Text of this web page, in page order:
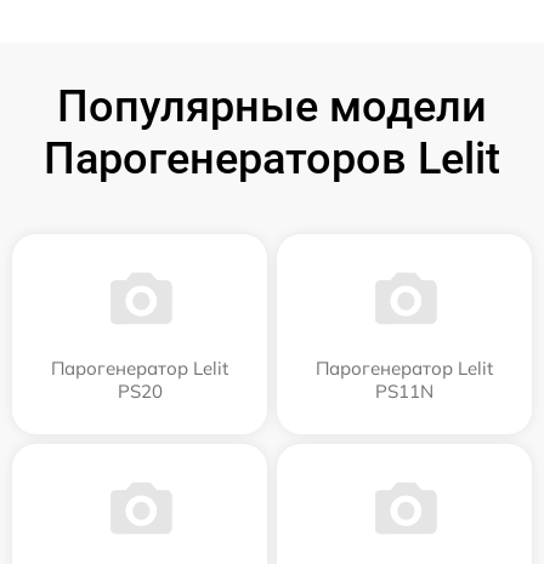
Популярные модели
Парогенераторов Lelit
Парогенератор Lelit
PS20
Парогенератор Lelit
PS11N